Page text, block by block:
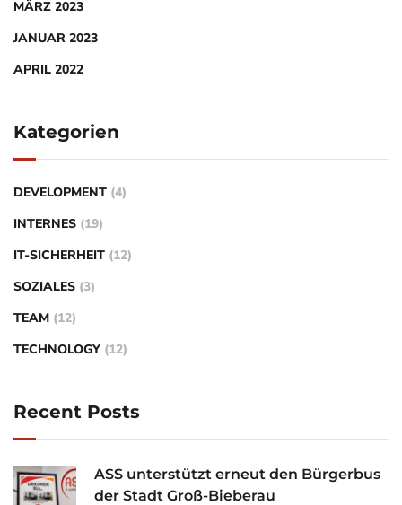
MÄRZ 2023
JANUAR 2023
APRIL 2022
Kategorien
DEVELOPMENT (4)
INTERNES (19)
IT-SICHERHEIT (12)
SOZIALES (3)
TEAM (12)
TECHNOLOGY (12)
Recent Posts
ASS unterstützt erneut den Bürgerbus
der Stadt Groß-Bieberau